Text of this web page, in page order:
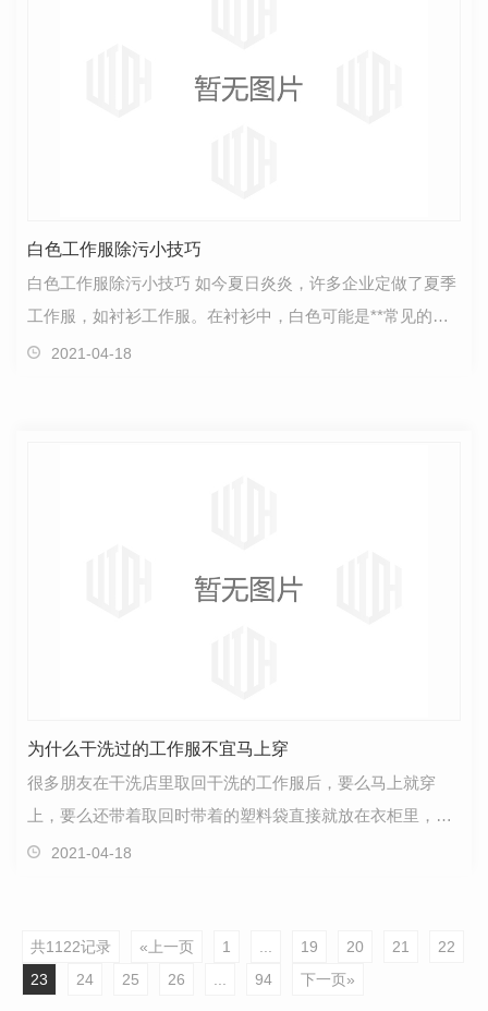
白色工作服除污小技巧
白色工作服除污小技巧 如今夏日炎炎，许多企业定做了夏季
工作服，如衬衫工作服。在衬衫中，白色可能是**常见的颜
色。周所周知，白色是**容易脏的颜色，所以如果…
2021-04-18
为什么干洗过的工作服不宜马上穿
很多朋友在干洗店里取回干洗的工作服后，要么马上就穿
上，要么还带着取回时带着的塑料袋直接就放在衣柜里，然
后到要穿的时候就马上穿起来。殊不知，这是很错误的办…
2021-04-18
共1122记录 «上一页 1 ... 19 20 21
22
23
24 25 26 ... 94 下一页»